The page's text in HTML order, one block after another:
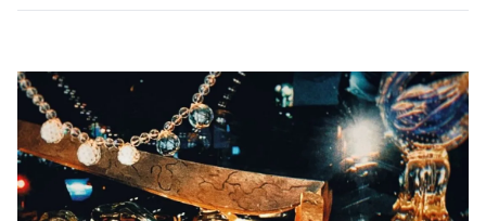
Monte Xanic celebra el rosa mexicano en
Xochimilco
Monte Xanic presentó Xochimilco Rosa, una experiencia que
celebra el significado del rosa mexicano a través de un recorrido
que unió vino, gastronomía, arte y talento creativo, con Monte
Xanic Rosé 2025 como protagonista.